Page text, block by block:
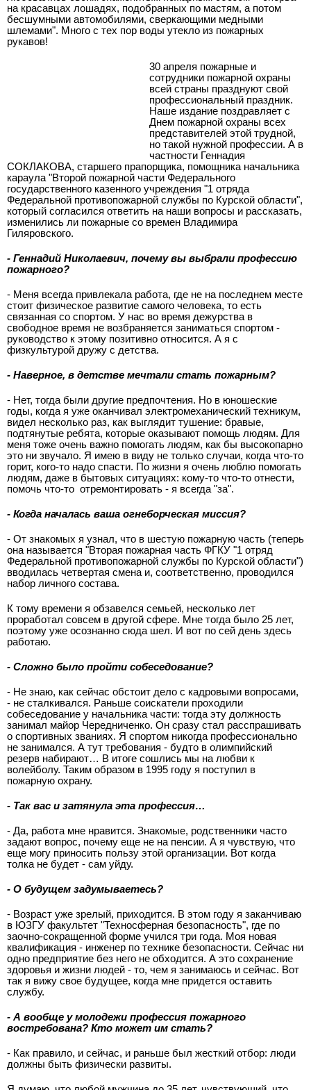
на красавцах лошадях, подобранных по мастям, а потом
бесшумными автомобилями, сверкающими медными
шлемами". Много с тех пор воды утекло из пожарных
рукавов!
30 апреля пожарные и
сотрудники пожарной охраны
всей страны празднуют свой
профессиональный праздник.
Наше издание поздравляет с
Днем пожарной охраны всех
представителей этой трудной,
но такой нужной профессии. А в
частности Геннадия
СОКЛАКОВА, старшего прапорщика, помощника начальника
караула "Второй пожарной части Федерального
государственного казенного учреждения "1 отряда
Федеральной противопожарной службы по Курской области",
который согласился ответить на наши вопросы и рассказать,
изменились ли пожарные со времен Владимира
Гиляровского.
- Геннадий Николаевич, почему вы выбрали профессию
пожарного?
- Меня всегда привлекала работа, где не на последнем месте
стоит физическое развитие самого человека, то есть
связанная со спортом. У нас во время дежурства в
свободное время не возбраняется заниматься спортом -
руководство к этому позитивно относится. А я с
физкультурой дружу с детства.
- Наверное, в детстве мечтали стать пожарным?
- Нет, тогда были другие предпочтения. Но в юношеские
годы, когда я уже оканчивал электромеханический техникум,
видел несколько раз, как выглядит тушение: бравые,
подтянутые ребята, которые оказывают помощь людям. Для
меня тоже очень важно помогать людям, как бы высокопарно
это ни звучало. Я имею в виду не только случаи, когда что-то
горит, кого-то надо спасти. По жизни я очень люблю помогать
людям, даже в бытовых ситуациях: кому-то что-то отнести,
помочь что-то отремонтировать - я всегда "за".
- Когда началась ваша огнеборческая миссия?
- От знакомых я узнал, что в шестую пожарную часть (теперь
она называется "Вторая пожарная часть ФГКУ "1 отряд
Федеральной противопожарной службы по Курской области")
вводилась четвертая смена и, соответственно, проводился
набор личного состава.
К тому времени я обзавелся семьей, несколько лет
проработал совсем в другой сфере. Мне тогда было 25 лет,
поэтому уже осознанно сюда шел. И вот по сей день здесь
работаю.
- Сложно было пройти собеседование?
- Не знаю, как сейчас обстоит дело с кадровыми вопросами,
- не сталкивался. Раньше соискатели проходили
собеседование у начальника части: тогда эту должность
занимал майор Чередниченко. Он сразу стал расспрашивать
о спортивных званиях. Я спортом никогда профессионально
не занимался. А тут требования - будто в олимпийский
резерв набирают… В итоге сошлись мы на любви к
волейболу. Таким образом в 1995 году я поступил в
пожарную охрану.
- Так вас и затянула эта профессия…
- Да, работа мне нравится. Знакомые, родственники часто
задают вопрос, почему еще не на пенсии. А я чувствую, что
еще могу приносить пользу этой организации. Вот когда
толка не будет - сам уйду.
- О будущем задумываетесь?
- Возраст уже зрелый, приходится. В этом году я заканчиваю
в ЮЗГУ факультет "Техносферная безопасность", где по
заочно-сокращенной форме учился три года. Моя новая
квалификация - инженер по технике безопасности. Сейчас ни
одно предприятие без него не обходится. А это сохранение
здоровья и жизни людей - то, чем я занимаюсь и сейчас. Вот
так я вижу свое будущее, когда мне придется оставить
службу.
- А вообще у молодежи профессия пожарного
востребована? Кто может им стать?
- Как правило, и сейчас, и раньше был жесткий отбор: люди
должны быть физически развиты.